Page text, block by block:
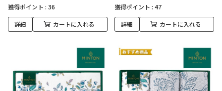
獲得ポイント : 36
詳細 カートに入れる
獲得ポイント : 47
詳細 カートに入れる